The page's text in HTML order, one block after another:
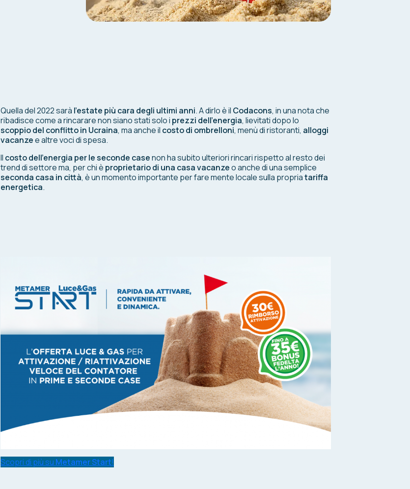
Quella del 2022 sarà l’estate più cara degli ultimi anni. A dirlo è il Codacons, in una nota che
ribadisce come a rincarare non siano stati solo i prezzi dell’energia, lievitati dopo lo
scoppio del conflitto in Ucraina, ma anche il costo di ombrelloni, menù di ristoranti, alloggi
vacanzee altre voci di spesa.
Il costo dell’energia per le seconde casenon ha subito ulteriori rincari rispetto al resto dei
trend di settore ma, per chi è proprietario di una casa vacanzeo anche di una semplice
seconda casa in città, è un momento importante per fare mente locale sulla propriatariffa
energetica.
Scopri di più su Metamer Start!